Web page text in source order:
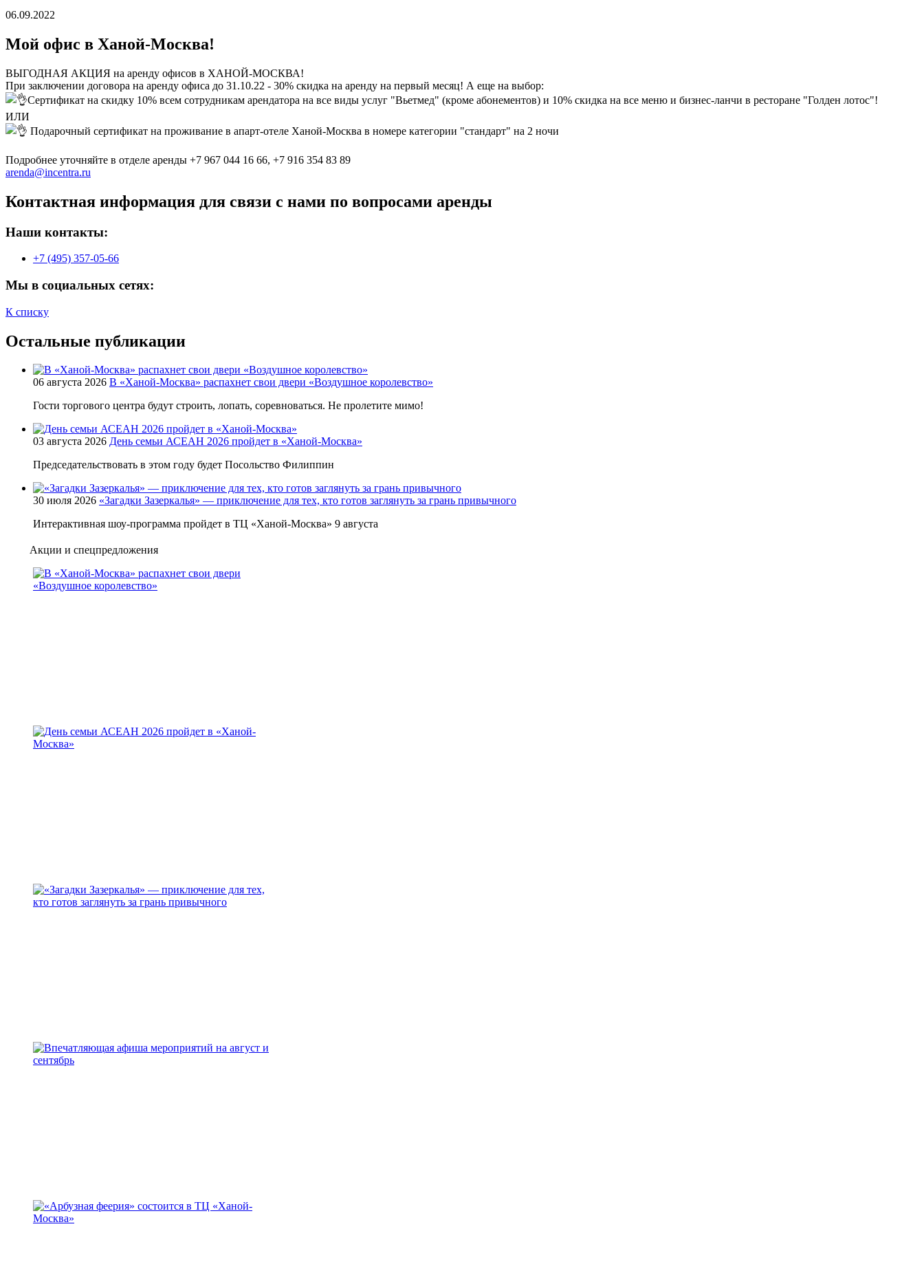
06.09.2022
Мой офис в Ханой-Москва!
ВЫГОДНАЯ АКЦИЯ на аренду офисов в ХАНОЙ-МОСКВА!
При заключении договора на аренду офиса до 31.10.22 - 30% скидка на аренду на первый месяц! А еще на выбор:
Сертификат на скидку 10% всем сотрудникам арендатора на все виды услуг "Вьетмед" (кроме абонементов) и 10% скидка на все меню и бизнес-ланчи в ресторане "Голден лотос"!
ИЛИ
Подарочный сертификат на проживание в апарт-отеле Ханой-Москва в номере категории "стандарт" на 2 ночи
Подробнее уточняйте в отделе аренды +7 967 044 16 66, +7 916 354 83 89
arenda@incentra.ru
Контактная информация для связи с нами по вопросами аренды
Наши контакты:
+7 (495) 357-05-66
Мы в социальных сетях:
К списку
Остальные публикации
06 августа 2026 В «Ханой-Москва» распахнет свои двери «Воздушное королевство»
Гости торгового центра будут строить, лопать, соревноваться. Не пролетите мимо!
03 августа 2026 День семьи АСЕАН 2026 пройдет в «Ханой-Москва»
Председательствовать в этом году будет Посольство Филиппин
30 июля 2026 «Загадки Зазеркалья» — приключение для тех, кто готов заглянуть за грань привычного
Интерактивная шоу-программа пройдет в ТЦ «Ханой-Москва» 9 августа
Акции и спецпредложения